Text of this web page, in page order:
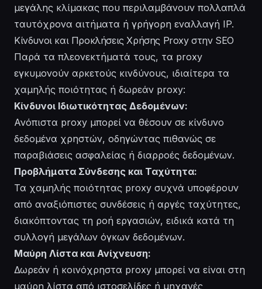
μεγάλης κλίμακας που περιλαμβάνουν πολλαπλά
ταυτόχρονα αιτήματα ή γρήγορη εναλλαγή IP.
Κίνδυνοι και Προκλήσεις Χρήσης Proxy στην SEO
Παρά τα πλεονεκτήματά τους, τα proxy
εγκυμονούν αρκετούς κινδύνους, ιδιαίτερα τα
χαμηλής ποιότητας ή δωρεάν proxy:
Κίνδυνοι Ιδιωτικότητας Δεδομένων:
Ανόπιστα proxy μπορεί να θέσουν σε κίνδυνο
δεδομένα χρηστών, οδηγώντας πιθανώς σε
παραβιάσεις ασφαλείας ή διαρροές δεδομένων.
Προβλήματα Σύνδεσης και Ταχύτητα:
Τα χαμηλής ποιότητας proxy συχνά υποφέρουν
από αναξιόπιστες συνδέσεις ή αργές ταχύτητες,
διακόπτοντας τη ροή εργασιών, ειδικά κατά τη
συλλογή μεγάλων όγκων δεδομένων.
Μαύρη Λίστα και Ανίχνευση:
Δωρεάν ή κοινόχρηστα proxy μπορεί να είναι στη
μαύρη λίστα από ιστοσελίδες ή μηχανές